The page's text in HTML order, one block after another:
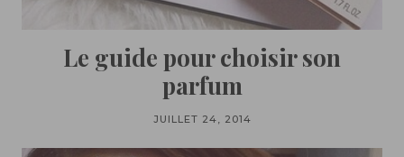
Le guide pour choisir son
parfum
JUILLET 24, 2014